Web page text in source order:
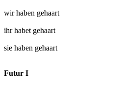
wir haben gehaart
ihr habet gehaart
sie haben gehaart
Futur I